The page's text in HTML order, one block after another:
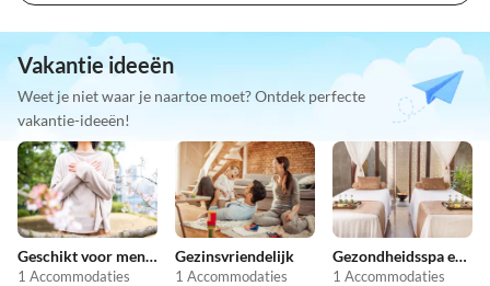
Vakantie ideeën
Weet je niet waar je naartoe moet? Ontdek perfecte
vakantie-ideeën!
Geschikt voor mensen met allergieën
1 Accommodaties
Gezinsvriendelijk
1 Accommodaties
Gezondheidsspa en schoonheid
1 Accommodaties